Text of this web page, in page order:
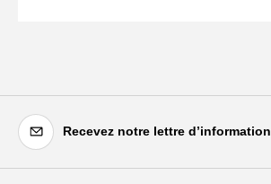
Recevez notre lettre d’information